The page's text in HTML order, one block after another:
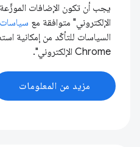
الإلكتروني" متوافقة مع
السياسات للتأكّد من إمكانية
Chrome الإلكتروني".
مزيد من المعلومات